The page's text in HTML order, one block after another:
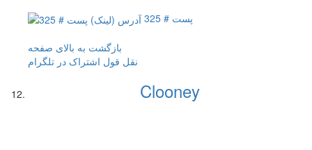
پست # 325
بازگشت به بالای صفحه
نقل قول اشتراک در تلگرام
Clooney